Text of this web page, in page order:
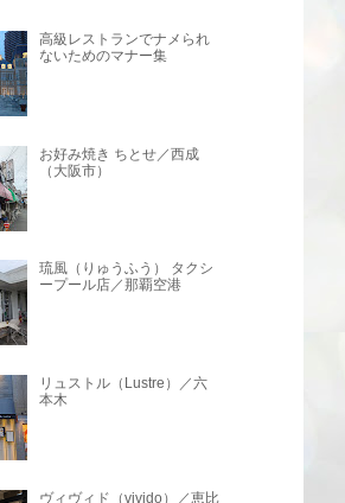
高級レストランでナメられ
ないためのマナー集
お好み焼き ちとせ／西成
（大阪市）
琉風（りゅうふう） タクシ
ープール店／那覇空港
リュストル（Lustre）／六
本木
ヴィヴィド（vivido）／恵比